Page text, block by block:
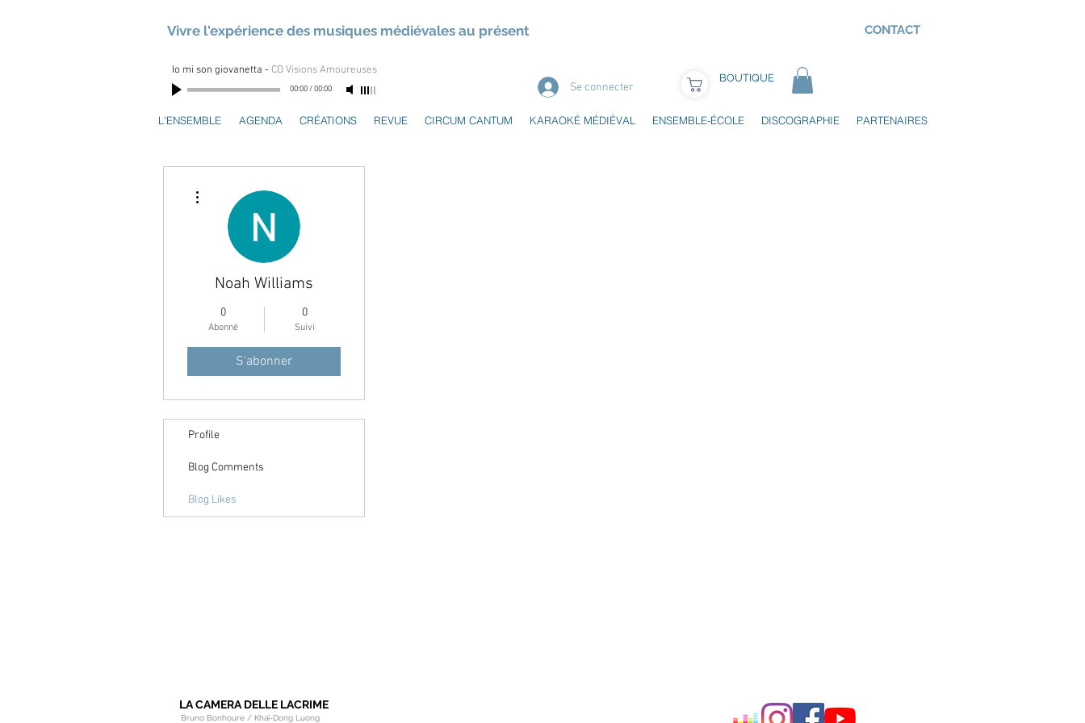
Vivre l'expérience des musiques médiévales au présent CONTACT
Io mi son giovanetta - CD Visions Amoureuses
00:00/00:00 Se connecter
BOUTIQUE
L'ENSEMBLE AGENDA CRÉATIONS REVUE CIRCUM CANTUM KARAOKÉ MÉDIÉVAL ENSEMBLE-ÉCOLE DISCOGRAPHIE PARTENAIRES
Noah Williams
0
Abonné
0
Suivi
S'abonner
Profile
Blog Comments
Blog Likes
LA CAMERA DELLE LACRIME
Bruno Bonhoure / Khaï-Dong Luong